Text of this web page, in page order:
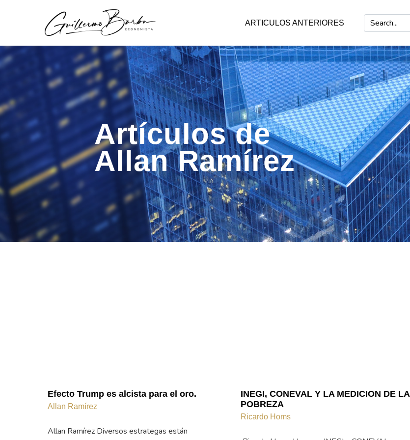
ARTICULOS ANTERIORES
Artículos de
Allan Ramírez
Efecto Trump es alcista para el oro.
Allan Ramírez
Allan Ramírez Diversos estrategas están
INEGI, CONEVAL Y LA MEDICION DE LA
POBREZA
Ricardo Homs